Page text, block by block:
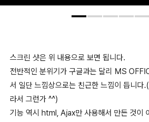
스크린 샷은 위 내용으로 보면 됩니다.
전반적인 분위기가 구글과는 달리 MS
서 일단 느낌상으로는 친근한 느낌이 듭니다
라서 그런가 ^^)
기능 역시 html, Ajax만 사용해서 만든 것이